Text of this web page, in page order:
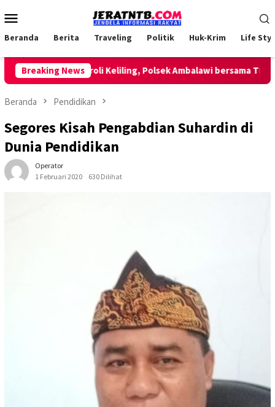
ke
Mobile
Beranda Berita Traveling Politik Huk-Krim Life
Breaking News
Lakukan Patroli Keliling, Polsek Ambalawi bersama TNI dan
Beranda Pendidikan
Segores Kisah Pengabdian Suhardin di
Dunia Pendidikan
Operator
1 Februari 2020
630 Dilihat